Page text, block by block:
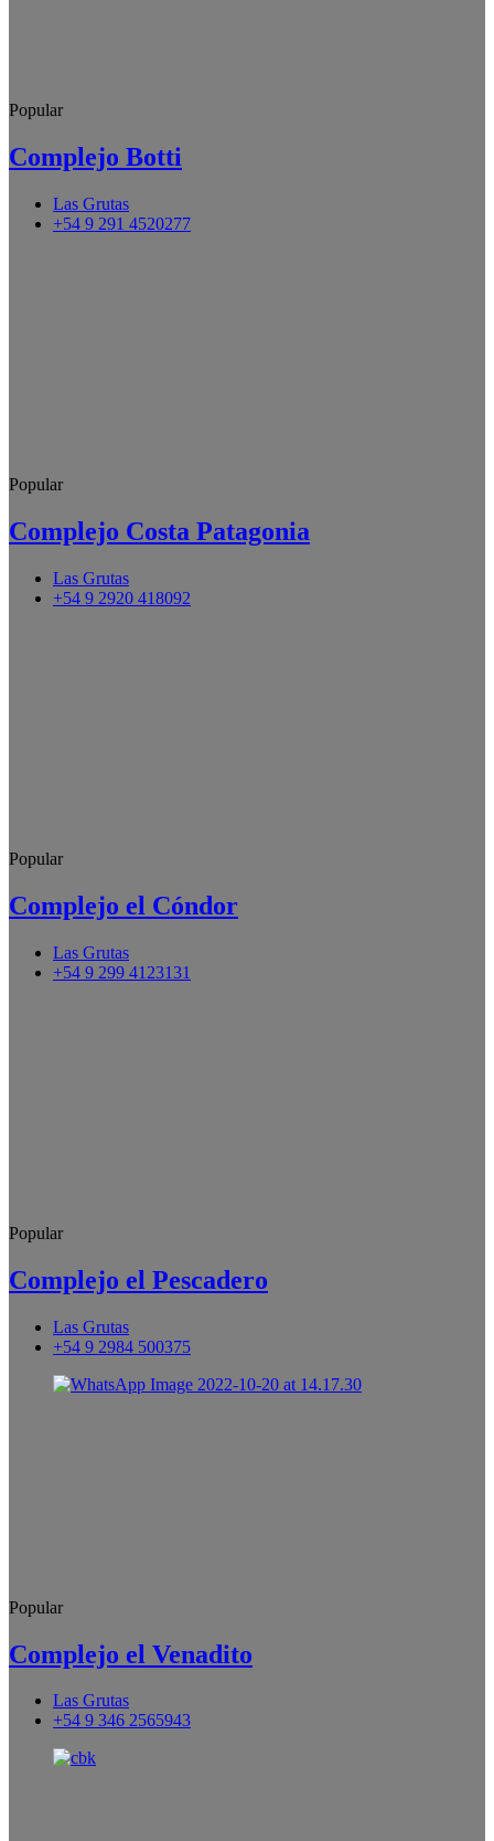
Popular
Complejo Botti
Las Grutas
+54 9 291 4520277
Popular
Complejo Costa Patagonia
Las Grutas
+54 9 2920 418092
Popular
Complejo el Cóndor
Las Grutas
+54 9 299 4123131
Popular
Complejo el Pescadero
Las Grutas
+54 9 2984 500375
Popular
Complejo el Venadito
Las Grutas
+54 9 346 2565943